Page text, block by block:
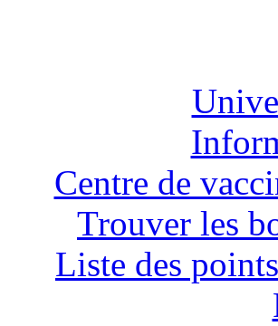
Centre de
Trouver les
Liste des